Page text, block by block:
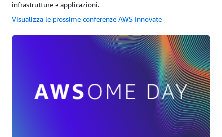
infrastrutture e applicazioni.
Visualizza le prossime conferenze AWS Innovate